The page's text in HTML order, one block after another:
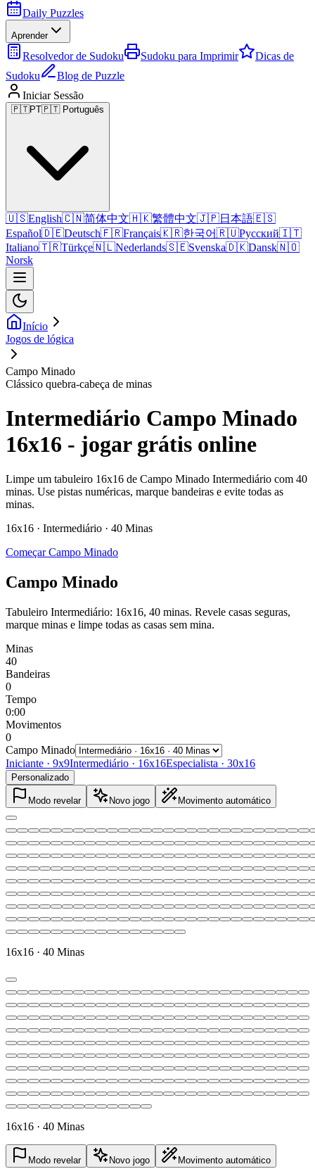
Daily Puzzles
Aprender
Resolvedor de Sudoku Sudoku para Imprimir
Dicas de
Sudoku
Blog de Puzzle
Iniciar Sessão
🇵🇹PT🇵🇹 Português
🇺🇸English🇨🇳简体中文🇭🇰繁體中文🇯🇵日本語🇪🇸
Español🇩🇪Deutsch🇫🇷Français🇰🇷한국어🇷🇺Русский🇮🇹
Italiano🇹🇷Türkçe🇳🇱Nederlands🇸🇪Svenska🇩🇰Dansk🇳🇴
Norsk
Início
Jogos de lógica
Campo Minado
Clássico quebra-cabeça de minas
Intermediário Campo Minado
16x16 - jogar grátis online
Limpe um tabuleiro 16x16 de Campo Minado Intermediário com 40
minas. Use pistas numéricas, marque bandeiras e evite todas as
minas.
16x16 · Intermediário · 40 Minas
Começar Campo Minado
Campo Minado
Tabuleiro Intermediário: 16x16, 40 minas. Revele casas seguras,
marque minas e limpe todas as casas sem mina.
Minas
40
Bandeiras
0
Tempo
0:00
Movimentos
0
Campo Minado
Iniciante · 9x9Intermediário · 16x16Especialista · 30x16
Personalizado
Modo revelar Novo jogo Movimento automático
16x16 · 40 Minas
16x16 · 40 Minas
Modo revelar Novo jogo Movimento automático